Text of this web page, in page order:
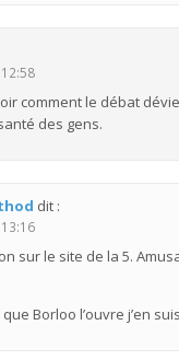
comment le débat
des gens.
dit :
sur le site de la 5.
Borloo l’ouvre j’en